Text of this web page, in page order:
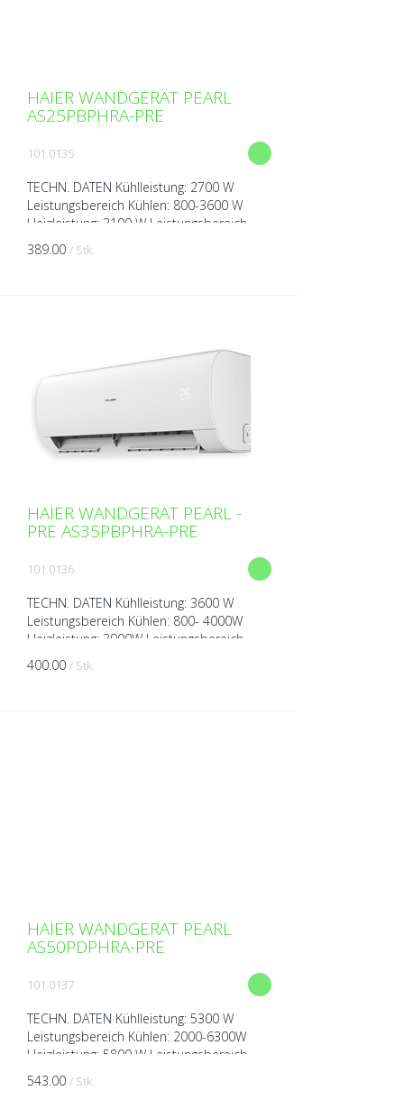
HAIER WANDGERÄT PEARL
AS25PBPHRA-PRE
101.0135
TECHN. DATEN Kühlleistung: 2700 W
Leistungsbereich Kühlen: 800-3600 W
Heizleistung: 3100 W Leistungsbereich
Heizen: 800-3600 W Spannung: 230V über
Aussengerät Breite: 805...
389.00 / Stk.
HAIER WANDGERÄT PEARL -
PRE AS35PBPHRA-PRE
101.0136
TECHN. DATEN Kühlleistung: 3600 W
Leistungsbereich Kühlen: 800- 4000W
Heizleistung: 3900W Leistungsbereich
Heizen: 800-4500 W Spannung: 230V über
Aussengerät Breite: 805 ...
400.00 / Stk.
HAIER WANDGERÄT PEARL
AS50PDPHRA-PRE
101.0137
TECHN. DATEN Kühlleistung: 5300 W
Leistungsbereich Kühlen: 2000-6300W
Heizleistung: 5800 W Leistungsbereich
Heizen: 1350-6800W Spannung: 230V
über Aussengerät Breite: 975...
543.00 / Stk.